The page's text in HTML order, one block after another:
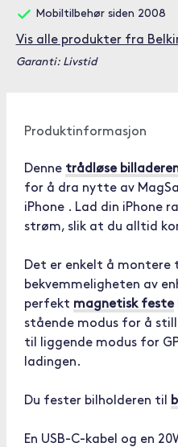
Mobiltilbehør siden 2008
Vis alle produkter fra
Garanti: Livstid
Produktinformasjon
Denne trådløse
for å dra nytte av
iPhone . Lad din iPhone
strøm, slik at du alltid
Det er enkelt å montere
bekvemmeligheten av
perfekt magnetisk feste
stående modus for å
til liggende modus for
ladingen.
Du fester bilholderen til
En USB-C-kabel og en